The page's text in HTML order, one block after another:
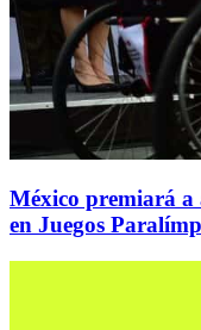
México premiará a
en Juegos